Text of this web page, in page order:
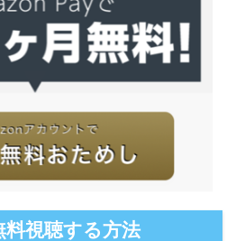
料視聴する方法